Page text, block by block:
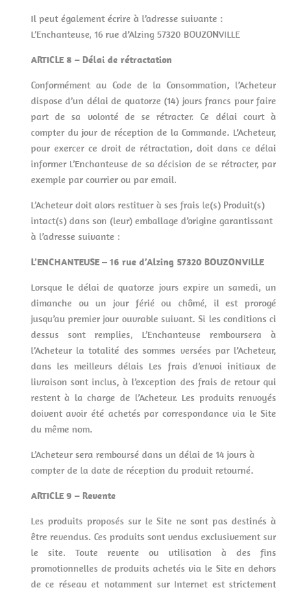
Il peut également écrire à l’adresse suivante :
L’Enchanteuse, 16 rue d’Alzing 57320 BOUZONVILLE
ARTICLE 8 – Délai de rétractation
Conformément au Code de la Consommation, l’Acheteur
dispose d’un délai de quatorze (14) jours francs pour faire
part de sa volonté de se rétracter. Ce délai court à
compter du jour de réception de la Commande. L’Acheteur,
pour exercer ce droit de rétractation, doit dans ce délai
informer L’Enchanteuse de sa décision de se rétracter, par
exemple par courrier ou par email.
L’Acheteur doit alors restituer à ses frais le(s) Produit(s)
intact(s) dans son (leur) emballage d’origine garantissant
à l’adresse suivante :
L’ENCHANTEUSE – 16 rue d’Alzing 57320 BOUZONVILLE
Lorsque le délai de quatorze jours expire un samedi, un
dimanche ou un jour férié ou chômé, il est prorogé
jusqu’au premier jour ouvrable suivant. Si les conditions ci
dessus sont remplies, L’Enchanteuse remboursera à
l’Acheteur la totalité des sommes versées par l’Acheteur,
dans les meilleurs délais Les frais d’envoi initiaux de
livraison sont inclus, à l’exception des frais de retour qui
restent à la charge de l’Acheteur. Les produits renvoyés
doivent avoir été achetés par correspondance via le Site
du même nom.
L’Acheteur sera remboursé dans un délai de 14 jours à
compter de la date de réception du produit retourné.
ARTICLE 9 – Revente
Les produits proposés sur le Site ne sont pas destinés à
être revendus. Ces produits sont vendus exclusivement sur
le site. Toute revente ou utilisation à des fins
promotionnelles de produits achetés via le Site en dehors
de ce réseau et notamment sur Internet est strictement